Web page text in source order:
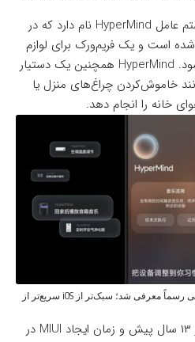
ویژگی قابل‌توجه دیگر این سیستم عامل HyperMind نام دارد که در
است و یک فریم‌ورک برای لوازم
خانگی هوشمند محسوب می‌شود. HyperMind همچنین یک دستیار
خاموش‌کردن چراغ‌های منزل یا
خانه را انجام دهد.
سیستم عامل HyperOS شیائومی رسماً معرفی شد؛ سبک‌تر از iOS سریع‌تر از
به گفته شیائومی، HyperOS از ۱۳ سال پیش و زمان ایجاد MIUI در